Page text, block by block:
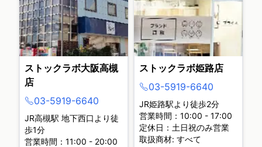
ストックラボ大阪高槻
店
03-5919-6640
JR高槻駅 地下西口より徒
歩1分
営業時間：11:00 - 20:00
ストックラボ姫路店
03-5919-6640
JR姫路駅より徒歩2分
営業時間：10:00 - 17:00
定休日：土日祝のみ営業
取扱商材: すべて